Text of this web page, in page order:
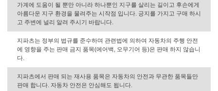
가계에 도움이 될 뿐만 아니라 하나뿐인 지구를 살리는 길이고 후손에게
아름다운 지구 환경을 물려주는 시작점 입니다. 긍지를 가지고 구매 하시
고 주변에 널리 알려 주시기 바랍니다.
지파츠는 정부의 법규를 준수하며 관련법에 의하여 자동차의 주행 안전
에 영향을 주는 판매 금지 품목(에어백, 오무기어 등)은 판매 하지 않습니
다.
지파츠에서 판매 되는 재사용 품목은 자동차의 안전과 무관한 품목들만
판매 합니다. 자동차 안전은 안심해도 됩니다.